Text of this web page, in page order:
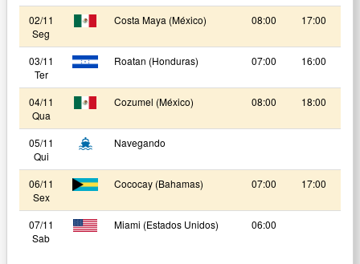
02/11
Seg
Costa Maya (México) 08:00 17:00
03/11
Ter
Roatan (Honduras) 07:00 16:00
04/11
Qua
Cozumel (México) 08:00 18:00
05/11
Qui
Navegando
06/11
Sex
Cococay (Bahamas) 07:00 17:00
07/11
Sab
Miami (Estados Unidos) 06:00